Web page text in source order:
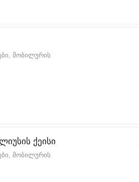
მობილურის
ქეისი
მობილურის